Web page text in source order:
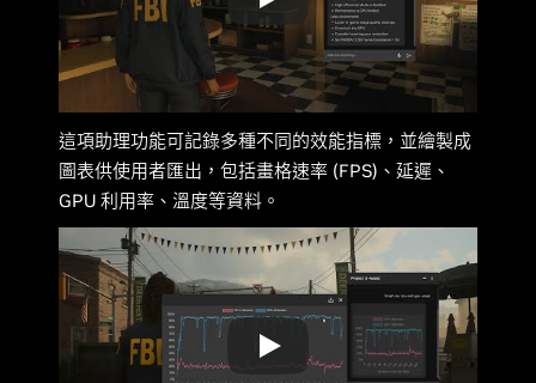
這項助理功能可記錄多種不同的效能指標，並繪製成
圖表供使用者匯出，包括畫格速率 (FPS)、延遲、
GPU 利用率、溫度等資料。